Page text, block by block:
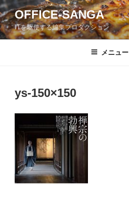
コ
ン
テ
ン
OFFICE-SANGA
ITを駆使する編集プロダクション
メニュー
ys-150×150